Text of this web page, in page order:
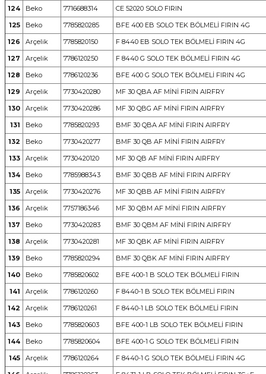
124
Beko 7716688314
CE 52020 SOLO FIRIN
125
Beko 7785820285
BFE 400 EB SOLO TEK BÖLMELİ FIRIN 4G
126
Arçelik 7785820150
F 8440 EB SOLO TEK BÖLMELİ FIRIN 4G
127
Arçelik 7786120250
F 8440 G SOLO TEK BÖLMELİ FIRIN 4G
128
Beko 7786120236
BFE 400 G SOLO TEK BÖLMELİ FIRIN 4G
129
Arçelik 7730420280
MF 30 QBA AF MİNİ FIRIN AIRFRY
130
Arçelik 7730420286
MF 30 QBG AF MİNİ FIRIN AIRFRY
131
Beko 7785820293
BMF 30 QBA AF MİNİ FIRIN AIRFRY
132
Beko 7730420277
BMF 30 QB AF MİNİ FIRIN AIRFRY
133
Arçelik 7730420120
MF 30 QB AF MİNİ FIRIN AIRFRY
134
Beko 7785988343
BMF 30 QBB AF MİNİ FIRIN AIRFRY
135
Arçelik 7730420276
MF 30 QBB AF MİNİ FIRIN AIRFRY
136
Arçelik 7757186346
MF 30 QBM AF MİNİ FIRIN AIRFRY
137
Beko 7730420283
BMF 30 QBM AF MİNİ FIRIN AIRFRY
138
Arçelik 7730420281
MF 30 QBK AF MİNİ FIRIN AIRFRY
139
Beko 7785820294
BMF 30 QBK AF MİNİ FIRIN AIRFRY
140
Beko 7785820602
BFE 400-1 B SOLO TEK BÖLMELİ FIRIN
141
Arçelik 7786120260
F 8440-1 B SOLO TEK BÖLMELİ FIRIN
142
Arçelik 7786120261
F 8440-1 LB SOLO TEK BÖLMELİ FIRIN
143
Beko 7785820603
BFE 400-1 LB SOLO TEK BÖLMELİ FIRIN
144
Beko 7785820604
BFE 400-1 G SOLO TEK BÖLMELİ FIRIN
145
Arçelik 7786120264
F 8440-1 G SOLO TEK BÖLMELİ FIRIN 4G